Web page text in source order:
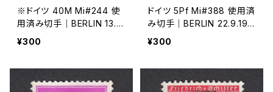
※ドイツ 40M Mi#244 使
用済み切手｜BERLIN 13.5.
1923
¥300
ドイツ 5Pf Mi#388 使用済
み切手｜BERLIN 22.9.192
7
¥300